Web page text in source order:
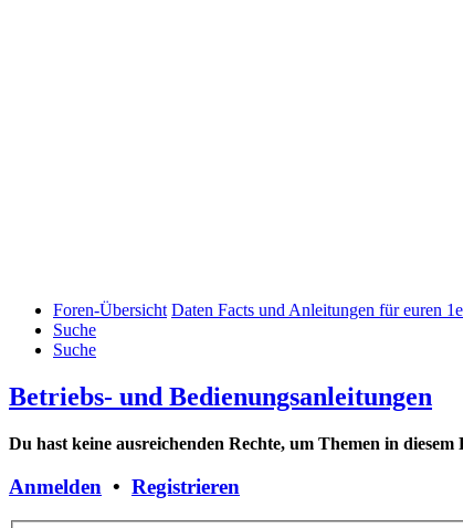
Foren-Übersicht Daten Facts und Anleitungen für euren
Suche
Suche
Betriebs- und Bedienungsanleitungen
Du hast keine ausreichenden Rechte, um Themen in diesem
Anmelden • Registrieren